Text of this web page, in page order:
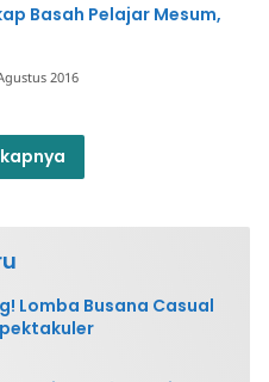
Basah Pelajar Mesum,
2016
Lomba Busana Casual